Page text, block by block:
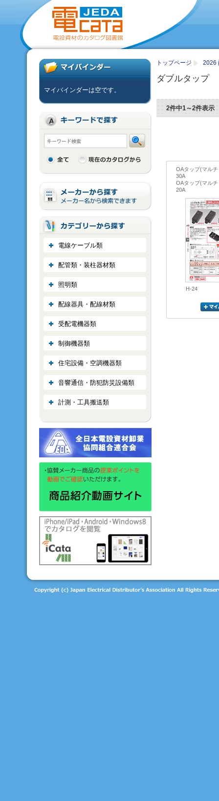
トップページ 2026
ダブルタップ
2件中1～2件表示
OAタップ(マル
30A
OAタップ(マル
20A
H-24
マイバインダーは空です。
電線ケーブル類
配管類・装柱器材類
照明類
配線器具・配線材類
受配電機器類
制御機器類
住宅設備・空調機器類
音響通信・防犯防災設備類
計測・工具搬送類